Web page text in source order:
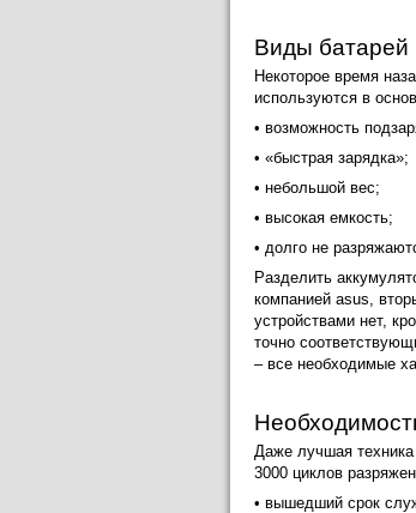
Виды батарей
Некоторое время
используются в
• возможность
• «быстрая зарядка»;
• небольшой вес;
• высокая емкость;
• долго не
Разделить
компанией asus,
устройствами нет,
точно
– все необходимые
Даже лучшая техника
3000 циклов
• вышедший срок